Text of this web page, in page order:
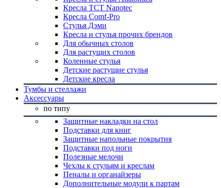
Кресла TCT Nanotec
Кресла Comf-Pro
Стулья Дэми
Кресла и стулья прочих брендов
Для обычных столов
Для растущих столов
Коленные стулья
Детские растущие стулья
Детские кресла
Тумбы и стеллажи
Аксессуары
по типу
Защитные накладки на стол
Подставки для книг
Защитные напольные покрытия
Подставки под ноги
Полезные мелочи
Чехлы к стульям и креслам
Пеналы и органайзеры
Дополнительные модули к партам